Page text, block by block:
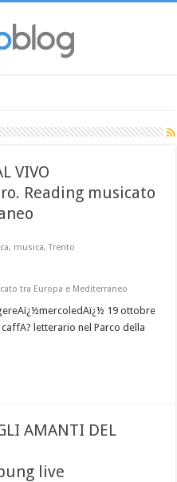
VIVO
Reading musicato
, musica,Trento
tra Europa e Mediterraneo
19 ottobre
letterario nel Parco della
AMANTI DEL
live